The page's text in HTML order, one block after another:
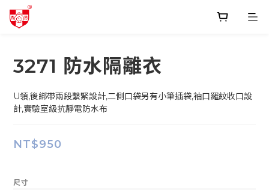
3271 防水隔離衣
U領,後綁帶兩段繫緊設計,二側口袋另有小筆插袋,袖口羅紋收口設
計,實驗室級抗靜電防水布
NT$950
尺寸